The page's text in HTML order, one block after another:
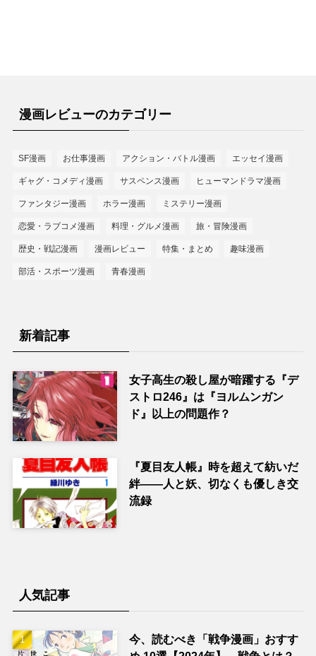
漫画レビューのカテゴリー
SF漫画 お仕事漫画 アクション・バトル漫画 エッセイ漫画
ギャグ・コメディ漫画 サスペンス漫画 ヒューマンドラマ漫画
ファンタジー漫画 ホラー漫画 ミステリー漫画
恋愛・ラブコメ漫画 料理・グルメ漫画 旅・冒険漫画
歴史・戦記漫画 漫画レビュー 特集・まとめ 趣味漫画
部活・スポーツ漫画 青春漫画
新着記事
女子高生の殺し屋が暗躍する『デ
ストロ246』は『ヨルムンガン
ド』以上の問題作？
『夏目友人帳』時を超えて紡いだ
絆――人と妖、切なくも優しき交
流録
人気記事
今、読むべき「戦争漫画」おすす